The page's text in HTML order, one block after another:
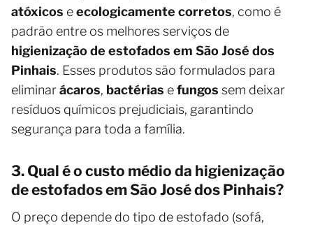
atóxicos eecologicamente corretos, como é
padrão entre os melhores serviços de
higienização de estofados em São José dos
Pinhais. Esses produtos são formulados para
eliminarácaros, bactérias efungos sem deixar
resíduos químicos prejudiciais, garantindo
segurança para toda a família.
3. Qual é o custo médio da higienização
de estofados em São José dos Pinhais?
O preço depende do tipo de estofado (sofá,